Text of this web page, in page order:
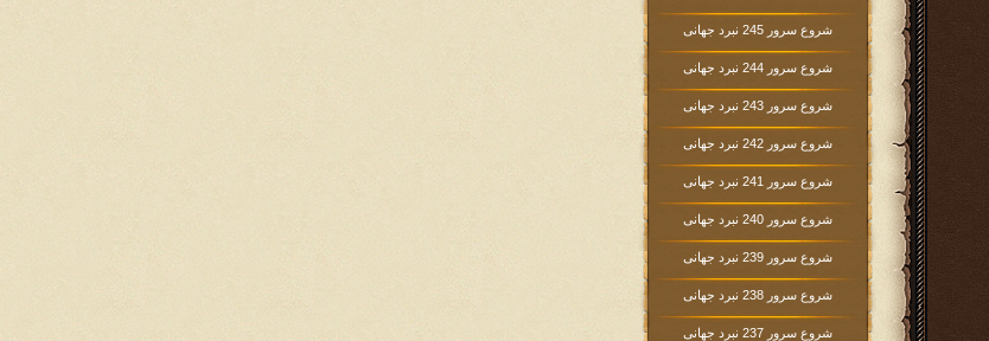
شروع سرور 245 نبرد جهانی
شروع سرور 244 نبرد جهانی
شروع سرور 243 نبرد جهانی
شروع سرور 242 نبرد جهانی
شروع سرور 241 نبرد جهانی
شروع سرور 240 نبرد جهانی
شروع سرور 239 نبرد جهانی
شروع سرور 238 نبرد جهانی
شروع سرور 237 نبرد جهانی